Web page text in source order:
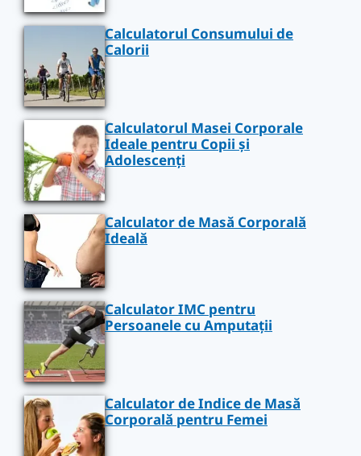
Calculatorul Consumului de
Calorii
Calculatorul Masei Corporale
Ideale pentru Copii și
Adolescenți
Calculator de Masă Corporală
Ideală
Calculator IMC pentru
Persoanele cu Amputații
Calculator de Indice de Masă
Corporală pentru Femei